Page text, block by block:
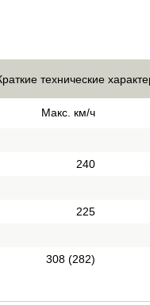
технические
Макс. км/ч
240
225
308 (282)